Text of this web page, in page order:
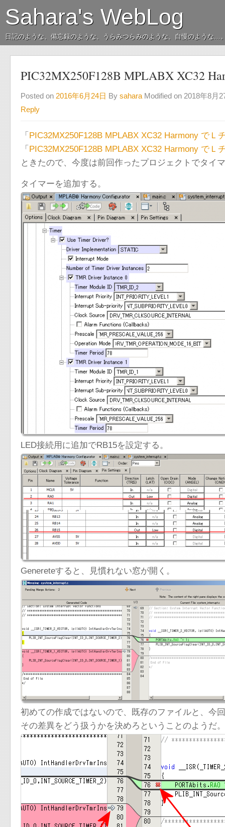
Sahara's WebLog
日記のような、備忘録のような、うらみつらみのような、自慢のような…
PIC32MX250F128B MPLABX XC32
Posted on 2016年6月24日 By sahara Modified on 2018年8月
Reply
「 PIC32MX250F128B MPLABX XC32 Harmony でＬ
「 PIC32MX250F128B MPLABX XC32 Harmony でＬ
ときたので、今度は前回作ったプロジェクトでタイ
タイマーを追加する。
LED接続用に追加でRB15を設定する。
Genereteすると、見慣れない窓が開く。
初めての作成ではないので、既存のファイルと、今
その差異をどう扱うかを決めろということのようだ。